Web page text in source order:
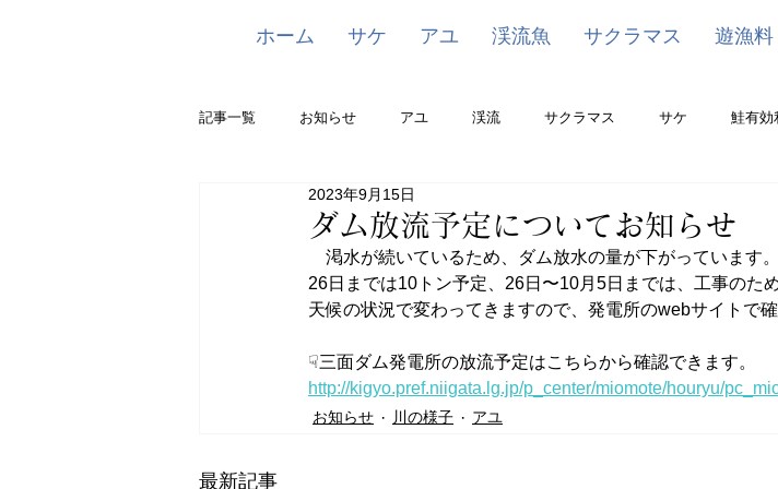
ホーム サケ アユ 渓流魚 サクラマス 遊漁
記事一覧 お知らせ アユ 渓流 サクラマス サケ 鮭有効
ダム放流予定についてお知らせ
2023年9月15日
渇水が続いているため、ダム放水の量が下がっています。
26日までは10トン予定、26日〜10月5日までは、工事のた
天候の状況で変わってきますので、発電所のwebサイトで確
☟三面ダム発電所の放流予定はこちらから確認できます。
http://kigyo.pref.niigata.lg.jp/p_center/miomote/houryu/
お知らせ 川の様子 アユ
最新記事